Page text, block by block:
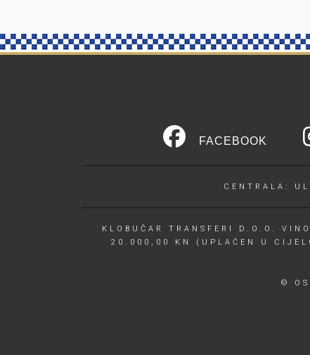
FACEBOOK
CENTRALA:
KLOBUČAR TRANSFERI D.O.O.
20.000,00 KN (UPLAĆEN U
©